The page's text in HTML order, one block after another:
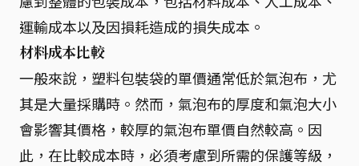
運輸成本以及因損耗造成的損失成本。
材料成本比較
一般來說，塑料包裝袋的單價通常低於氣泡布，尤
其是大量採購時。然而，氣泡布的厚度和氣泡大小
會影響其價格，較厚的氣泡布單價自然較高。因
此，在比較成本時，必須考慮到所需的保護等級，